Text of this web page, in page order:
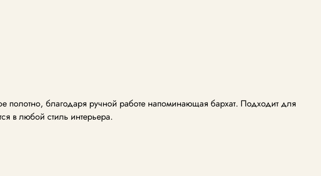
полотно, благодаря ручной работе напоминающая бархат. Подходит для
в любой стиль интерьера.